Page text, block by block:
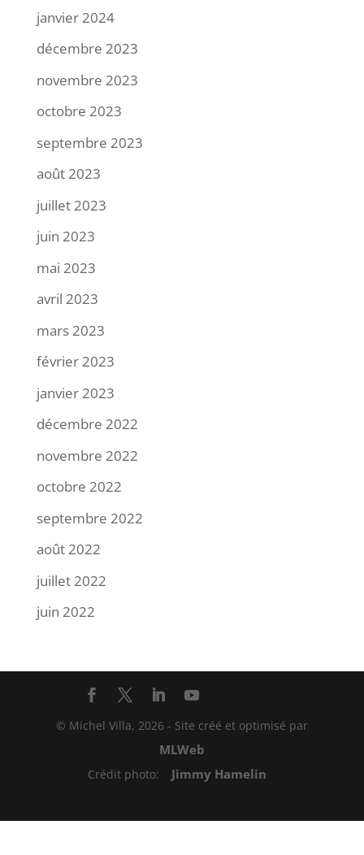
janvier 2024
décembre 2023
novembre 2023
octobre 2023
septembre 2023
août 2023
juillet 2023
juin 2023
mai 2023
avril 2023
mars 2023
février 2023
janvier 2023
décembre 2022
novembre 2022
octobre 2022
septembre 2022
août 2022
juillet 2022
juin 2022
© Michel Villa, 2026 - Site créé et optimisé par
MLWeb
Crédit photo: Jimmy Hamelin